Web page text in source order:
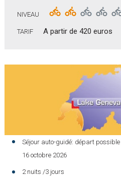
NIVEAU
TARIF A partir de 420 euros
Séjour auto-guidé: départ possible
16 octobre 2026
2 nuits /3 jours